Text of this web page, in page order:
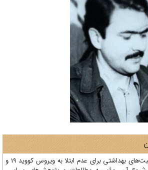
با توجه به نیاز به تداوم مراقبت‌های بهداشتی برای عدم ابتلا به ویروس کووید 19 و